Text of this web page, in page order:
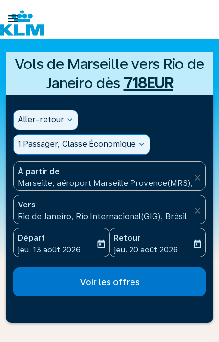

Vols de Marseille vers Rio de
Janeiro dès 718EUR
Aller-retour expand_more
1 Passager, Classe Économique expand_more
À partir de
Marseille, aéroport Marseille Provence(MRS),
close
Vers
Rio de Janeiro, Rio Internacional(GIG), Brésil
close
Départ
fc-booking-departure-date-aria-label
jeu. 13 août 2026
today
Retour
fc-booking-return-date-
jeu. 20 août 2026
today
Voir les offres